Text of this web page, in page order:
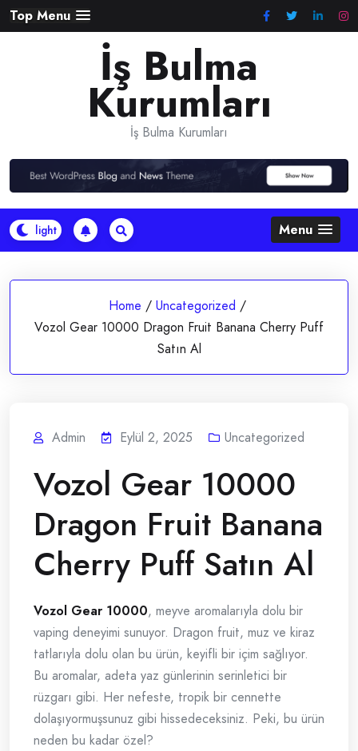
Skip
to
Top Menu
İş Bulma
Kurumları
İş Bulma Kurumları
Menu
Home / Uncategorized /
Vozol Gear 10000 Dragon Fruit Banana Cherry Puff
Satın Al
Admin Eylül 2, 2025 Uncategorized
Vozol Gear 10000
Dragon Fruit Banana
Cherry Puff Satın Al
Vozol Gear 10000, meyve aromalarıyla dolu bir
vaping deneyimi sunuyor. Dragon fruit, muz ve kiraz
tatlarıyla dolu olan bu ürün, keyifli bir içim sağlıyor.
Bu aromalar, adeta yaz günlerinin serinletici bir
rüzgarı gibi. Her nefeste, tropik bir cennette
dolaşıyormuşsunuz gibi hissedeceksiniz. Peki, bu ürün
neden bu kadar özel?